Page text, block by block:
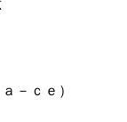
－ｃｅ）